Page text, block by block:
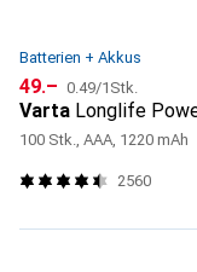
Batterien + Akkus
CHF
49.– CHF
0.49/1Stk.
Varta Longlife
100 Stk., AAA, 1220 mAh
2560